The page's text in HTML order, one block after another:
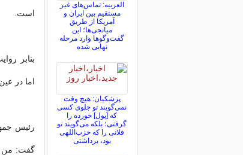
است.
بنابر
اما در
رئیس
گفت: من
العربیه: تماس‌های غیر
مستقیم بین ایران و
آمریکا از طریق
میانجی‌ها؛ این
گفت‌و‌گو‌ها وارد مرحله
نهایی شده
پزشکیان: هیچ وقت
نمی‌گویند تو جلوی کسی
که [پول] خورده را
گرفتی؛ بلکه می‌گویند تو
فلانی را که حزب‌اللهی
بود، برداشتی